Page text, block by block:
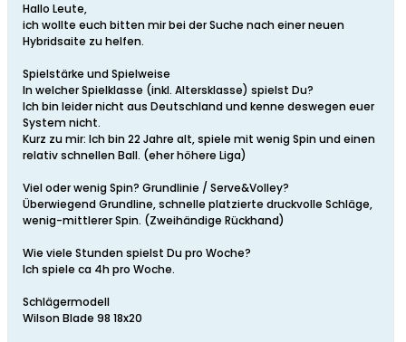
Hallo Leute,
ich wollte euch bitten mir bei der Suche nach einer neuen
Hybridsaite zu helfen.
Spielstärke und Spielweise
In welcher Spielklasse (inkl. Altersklasse) spielst Du?
Ich bin leider nicht aus Deutschland und kenne deswegen euer
System nicht.
Kurz zu mir: Ich bin 22 Jahre alt, spiele mit wenig Spin und einen
relativ schnellen Ball. (eher höhere Liga)
Viel oder wenig Spin? Grundlinie / Serve&Volley?
Überwiegend Grundline, schnelle platzierte druckvolle Schläge,
wenig-mittlerer Spin. (Zweihändige Rückhand)
Wie viele Stunden spielst Du pro Woche?
Ich spiele ca 4h pro Woche.
Schlägermodell
Wilson Blade 98 18x20